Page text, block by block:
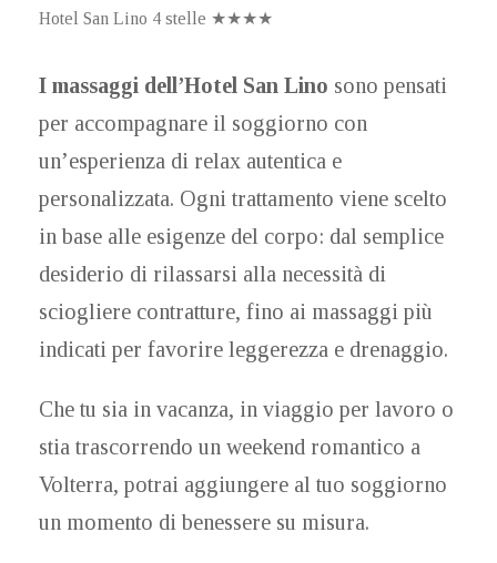
Hotel San Lino 4 stelle ★★★★
I massaggi dell’Hotel San Lino sono pensati
per accompagnare il soggiorno con
un’esperienza di relax autentica e
personalizzata. Ogni trattamento viene scelto
in base alle esigenze del corpo: dal semplice
desiderio di rilassarsi alla necessità di
sciogliere contratture, fino ai massaggi più
indicati per favorire leggerezza e drenaggio.
Che tu sia in vacanza, in viaggio per lavoro o
stia trascorrendo un weekend romantico a
Volterra, potrai aggiungere al tuo soggiorno
un momento di benessere su misura.